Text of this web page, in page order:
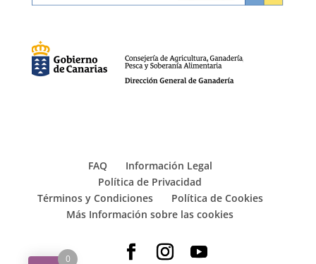
FAQ
Información Legal
Política de Privacidad
Términos y Condiciones
Política de Cookies
Más Información sobre las cookies
0